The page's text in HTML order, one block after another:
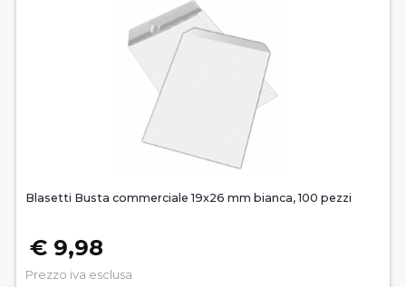
Blasetti Busta commerciale 19x26 mm bianca, 100 pezzi
€ 9,98
Prezzo iva esclusa